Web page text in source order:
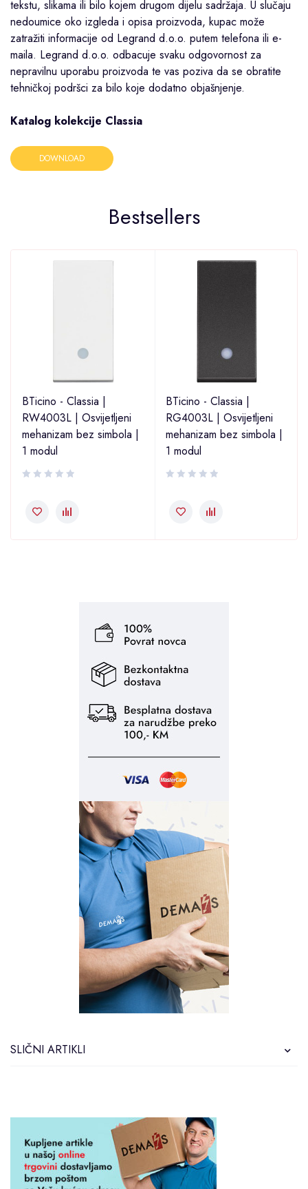
tekstu, slikama ili bilo kojem drugom dijelu sadržaja. U slučaju
nedoumice oko izgleda i opisa proizvoda, kupac može
zatražiti informacije od Legrand d.o.o. putem telefona ili e-
maila. Legrand d.o.o. odbacuje svaku odgovornost za
nepravilnu uporabu proizvoda te vas poziva da se obratite
tehničkoj podršci za bilo koje dodatno objašnjenje.
Katalog kolekcije Classia
DOWNLOAD
Bestsellers
BTicino - Classia |
RW4003L | Osvijetljeni
mehanizam bez simbola |
1 modul
BTicino - Classia |
RG4003L | Osvijetljeni
mehanizam bez simbola |
1 modul
SLIČNI ARTIKLI